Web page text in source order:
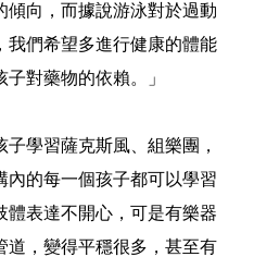
傾向，而據說游泳對於過動
我們希望多進行健康的體能
對藥物的依賴。」
學習薩克斯風、組樂團，
內的每一個孩子都可以學習
體表達不開心，可是有樂器
道，變得平穩很多，甚至有